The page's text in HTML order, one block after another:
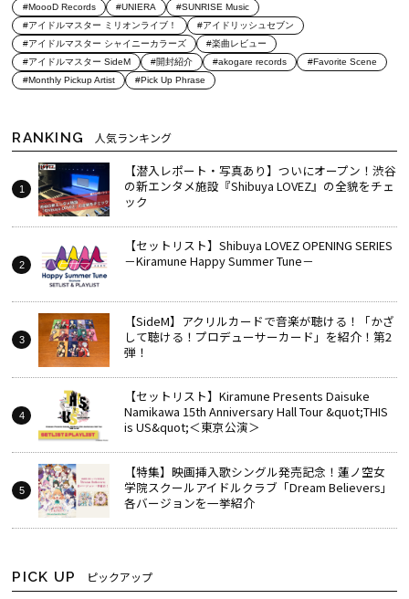
#MoooD Records
#UNIERA
#SUNRISE Music
#アイドルマスター ミリオンライブ！
#アイドリッシュセブン
#アイドルマスター シャイニーカラーズ
#楽曲レビュー
#アイドルマスター SideM
#開封紹介 #akogare records
#Favorite Scene
#Monthly Pickup Artist
#Pick Up Phrase
RANKING 人気ランキング
【潜入レポート・写真あり】ついにオープン！渋谷
の新エンタメ施設『Shibuya LOVEZ』の全貌をチェ
ック
【セットリスト】Shibuya LOVEZ OPENING SERIES
－Kiramune Happy Summer Tune－
【SideM】アクリルカードで音楽が聴ける！「かざ
して聴ける！プロデューサーカード」を紹介！第2
弾！
【セットリスト】Kiramune Presents Daisuke
Namikawa 15th Anniversary Hall Tour &quot;THIS
is US&quot;＜東京公演＞
【特集】映画挿入歌シングル発売記念！蓮ノ空女
学院スクールアイドルクラブ「Dream Believers」
各バージョンを一挙紹介
PICK UP ピックアップ